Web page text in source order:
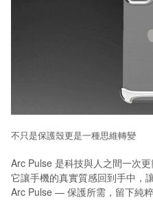
不只是保護殼更是一種思維轉變
Arc Pulse 是科技與人之間一次
它讓手機的真實質感回到手中，
Arc Pulse — 保護所需，留下純粹